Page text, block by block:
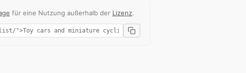
für eine Nutzung außerhalb der Lizenz.